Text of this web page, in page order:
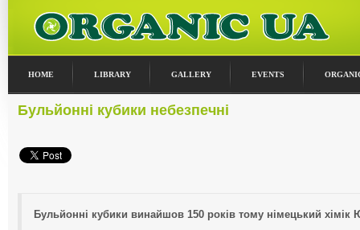
HOME LIBRARY GALLERY EVENTS
Бульйонні кубики небезпечні
Бульйонні кубики винайшов 150 років тому німецький